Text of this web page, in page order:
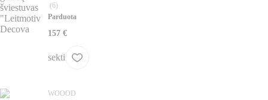
(6)
Parduota
157 €
sekti
WOOOD